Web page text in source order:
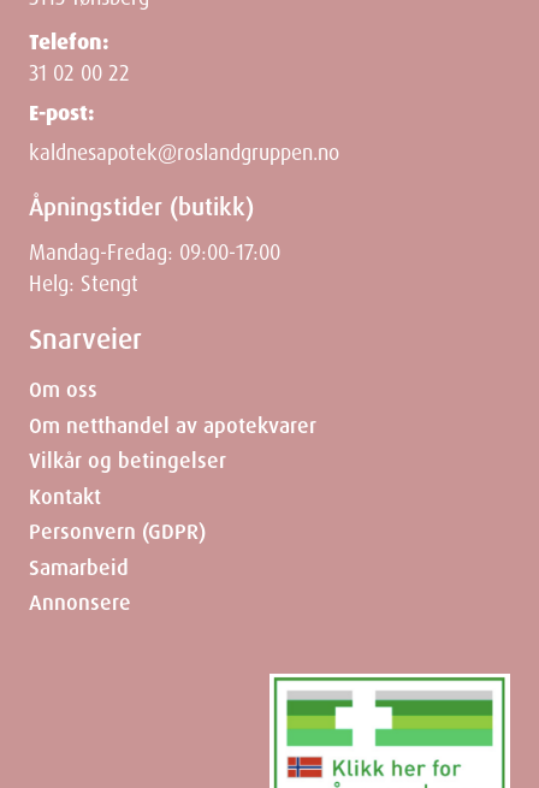
Telefon:
31 02 00 22
E-post:
kaldnesapotek@roslandgruppen.no
Åpningstider (butikk)
Mandag-Fredag: 09:00-17:00
Helg: Stengt
Snarveier
Om oss
Om netthandel av apotekvarer
Vilkår og betingelser
Kontakt
Personvern (GDPR)
Samarbeid
Annonsere